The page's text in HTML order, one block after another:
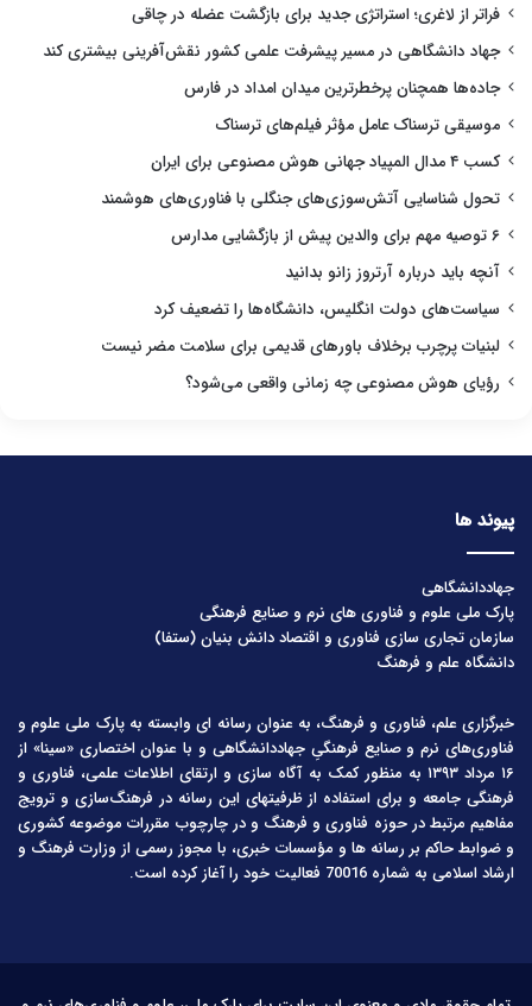
فراتر از لاغری؛ استراتژی جدید برای بازگشت عضله در چاقی
جهاد دانشگاهی در مسیر پیشرفت علمی کشور نقش‌آفرینی بیشتری کند
جاده‌ها همچنان پرخطرترین میدان امداد در فارس
موسیقی ترسناک عامل مؤثر فیلم‌های ترسناک
کسب ۴ مدال المپیاد جهانی هوش مصنوعی برای ایران
تحول شناسایی آتش‌سوزی‌های جنگلی با فناوری‌های هوشمند
۶ توصیه مهم برای والدین پیش از بازگشایی مدارس
آنچه باید درباره آرتروز زانو بدانید
سیاست‌های دولت انگلیس، دانشگاه‌ها را تضعیف کرد
لبنیات پرچرب برخلاف باورهای قدیمی برای سلامت مضر نیست
رؤیای هوش مصنوعی چه زمانی واقعی می‌شود؟
پیوند ها
جهاددانشگاهی
پارک ملی علوم و فناوری های نرم و صنایع فرهنگی
سازمان تجاری سازی فناوری و اقتصاد دانش بنیان (ستفا)
دانشگاه علم و فرهنگ
خبرگزاری علم، فناوری و فرهنگ، به عنوان رسانه ای وابسته به پارک ملی علوم و
فناوری‌های نرم و صنایع فرهنگیِ جهاددانشگاهی و با عنوان اختصاری «سینا» از
۱۶ مرداد ۱۳۹۳ به منظور کمک به آگاه سازی و ارتقای اطلاعات علمی، فناوری و
فرهنگی جامعه و برای استفاده از ظرفیتهای این رسانه در فرهنگ‌سازی و ترویج
مفاهیم مرتبط در حوزه فناوری و فرهنگ و در چارچوب مقررات موضوعه کشوری
و ضوابط حاکم بر رسانه ها و مؤسسات خبری، با مجوز رسمی از وزارت فرهنگ و
ارشاد اسلامی به شماره 70016 فعالیت خود را آغاز کرده است.